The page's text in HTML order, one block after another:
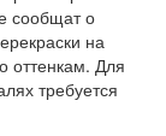
сообщат о
на
оттенкам. Для
требуется